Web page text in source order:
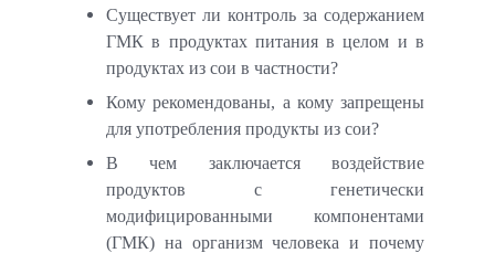
Существует ли контроль за содержанием
ГМК в продуктах питания в целом и в
продуктах из сои в частности?
Кому рекомендованы, а кому запрещены
для употребления продукты из сои?
В чем заключается воздействие
продуктов с генетически
модифицированными компонентами
(ГМК) на организм человека и почему